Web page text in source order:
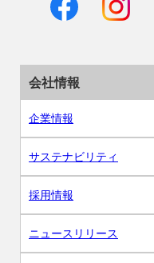
会社情報
企業情報
サステナビリティ
採用情報
ニュースリリース